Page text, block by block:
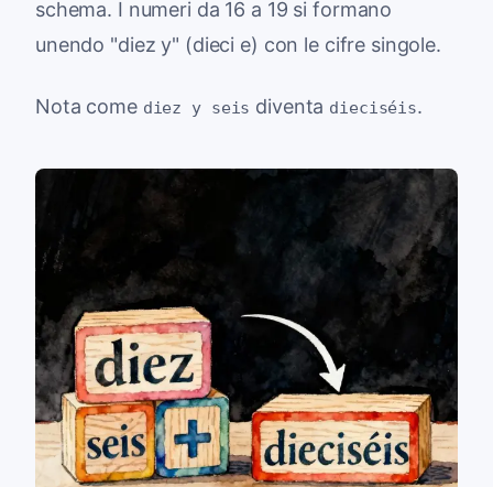
schema. I numeri da 16 a 19 si formano
unendo "diez y" (dieci e) con le cifre singole.
Nota come diez y seis diventa dieciséis.